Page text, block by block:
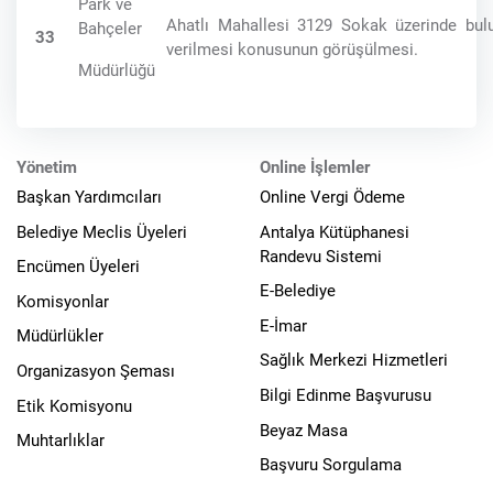
33
Bahçeler
Müdürlüğü
Ahatlı Mahallesi 3129 Sokak üzerinde
verilmesi konusunun görüşülmesi.
Yönetim
Başkan Yardımcıları
Belediye Meclis Üyeleri
Encümen Üyeleri
Komisyonlar
Müdürlükler
Organizasyon Şeması
Etik Komisyonu
Muhtarlıklar
Online İşlemler
Online Vergi Ödeme
Antalya Kütüphanesi
Randevu Sistemi
E-Belediye
E-İmar
Sağlık Merkezi Hizmetleri
Bilgi Edinme Başvurusu
Beyaz Masa
Başvuru Sorgulama